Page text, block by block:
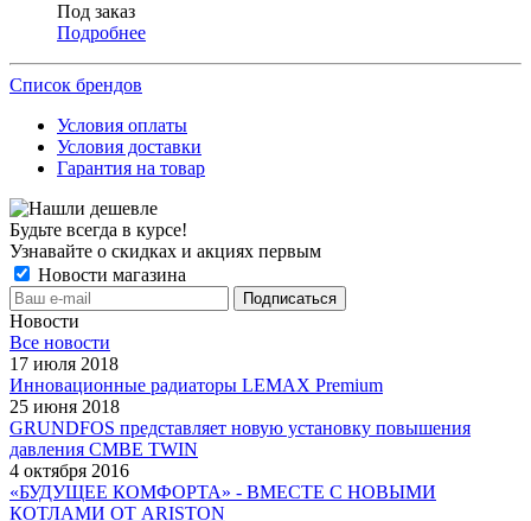
Под заказ
Подробнее
Список брендов
Условия оплаты
Условия доставки
Гарантия на товар
Будьте всегда в курсе!
Узнавайте о скидках и акциях первым
Новости магазина
Новости
Все новости
17 июля 2018
Инновационные радиаторы LEMAX Premium
25 июня 2018
GRUNDFOS представляет новую установку повышения
давления CMBE TWIN
4 октября 2016
«БУДУЩЕЕ КОМФОРТА» - ВМЕСТЕ С НОВЫМИ
КОТЛАМИ ОТ ARISTON